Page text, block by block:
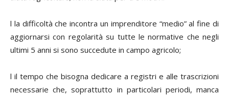
l la difficoltà che incontra un imprenditore “medio” al fine di
aggiornarsi con regolarità su tutte le normative che negli
ultimi 5 anni si sono succedute in campo agricolo;
l il tempo che bisogna dedicare a registri e alle trascrizioni
necessarie che, soprattutto in particolari periodi, manca